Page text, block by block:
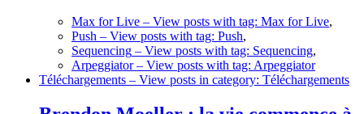
Max for Live – View posts with tag: Max for Live,
Push – View posts with tag: Push,
Sequencing – View posts with tag: Sequencing,
Arpeggiator– View posts with tag: Arpeggiator
Téléchargements – View posts in category: Téléchargements